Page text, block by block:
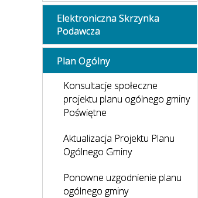
Elektroniczna Skrzynka
Podawcza
Plan Ogólny
Konsultacje społeczne
projektu planu ogólnego gminy
Poświętne
Aktualizacja Projektu Planu
Ogólnego Gminy
Ponowne uzgodnienie planu
ogólnego gminy